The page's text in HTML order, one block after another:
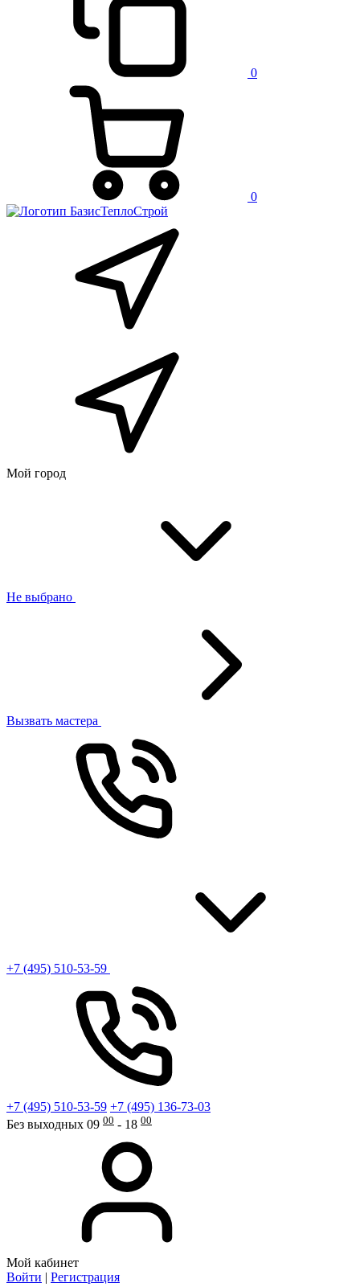
0
0
Мой город
Не выбрано
Вызвать мастера
+7 (495) 510-53-59
+7 (495) 510-53-59 +7 (495) 136-73-03
Без выходных 09 00 - 18 00
Мой кабинет
Войти | Регистрация